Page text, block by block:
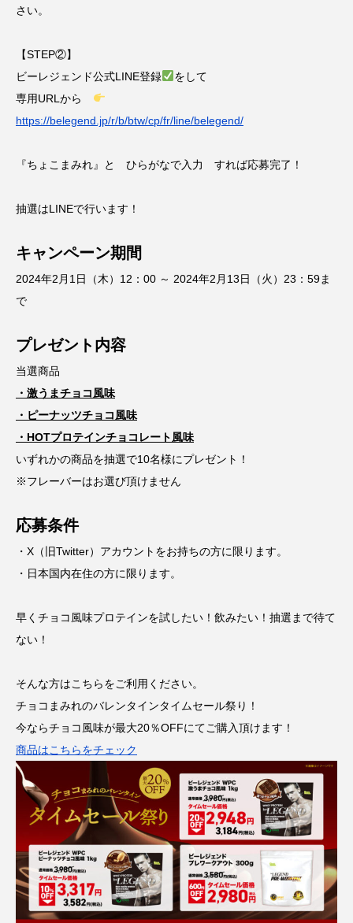
さい。
【STEP②】
ビーレジェンド公式LINE登録
をして
専用URLから
https://belegend.jp/r/b/btw/cp/fr/line/belegend/
『ちょこまみれ』と ひらがなで入力 すれば応募完了！
抽選はLINEで行います！
キャンペーン期間
2024年2月1日（木）12：00 ～ 2024年2月13日（火）23：59ま
で
プレゼント内容
当選商品
・激うまチョコ風味
・ピーナッツチョコ風味
・ HOTプロテインチョコレート風味
いずれかの商品を抽選で10名様にプレゼント！
※フレーバーはお選び頂けません
応募条件
・X（旧Twitter）アカウントをお持ちの方に限ります。
・日本国内在住の方に限ります。
早くチョコ風味プロテインを試したい！飲みたい！抽選まで待て
ない！
そんな方はこちらをご利用ください。
チョコまみれのバレンタインタイムセール祭り！
今ならチョコ風味が最大20％OFFにてご購入頂けます！
商品はこちらをチェック